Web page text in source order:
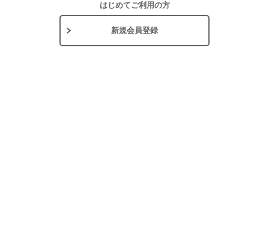
はじめてご利用の方
新規会員登録